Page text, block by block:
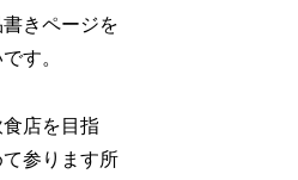
きページを
す。
店を目指
参ります所